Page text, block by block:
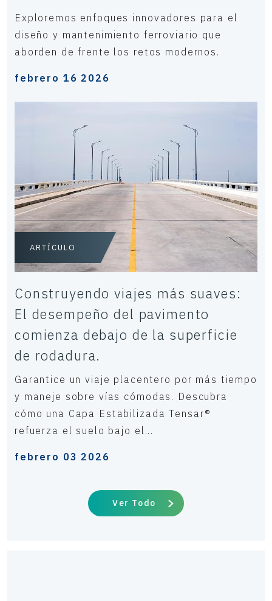
Exploremos enfoques innovadores para el
diseño y mantenimiento ferroviario que
aborden de frente los retos modernos.
febrero 16 2026
ARTÍCULO
Construyendo viajes más suaves:
El desempeño del pavimento
comienza debajo de la superficie
de rodadura.
Garantice un viaje placentero por más tiempo
y maneje sobre vías cómodas. Descubra
cómo una Capa Estabilizada Tensar®
refuerza el suelo bajo el...
febrero 03 2026
Ver Todo